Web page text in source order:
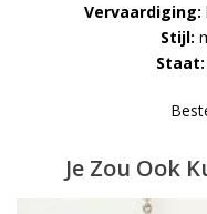
Vervaardiging:
Stijl:
Staat:
Je Zou Ook